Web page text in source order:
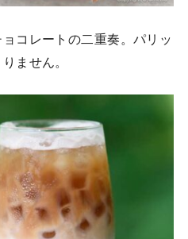
コレートの二重奏。パリッ
ません。